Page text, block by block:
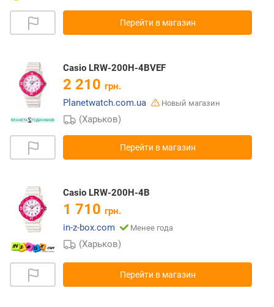
Перейти в магазин
Casio LRW-200H-4BVEF
2 210 грн.
Planetwatch.com.ua
Новый магазин
(Харьков)
Перейти в магазин
Casio LRW-200H-4B
1 710 грн.
in-z-box.com
Менее года
(Харьков)
Перейти в магазин